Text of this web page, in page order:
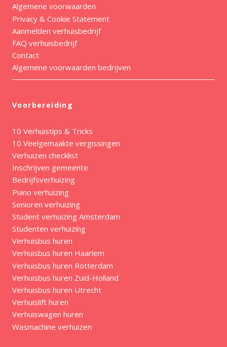
Algemene voorwaarden
Privacy & Cookie Statement
Aanmelden verhuisbedrijf
FAQ verhuisbedrijf
Contact
Algemene voorwaarden bedrijven
Voorbereiding
10 Verhuistips & Tricks
10 Veelgemaakte vergissingen
Verhuizen checklist
Inschrijven gemeente
Bedrijfsverhuizing
Piano verhuizing
Senioren verhuizing
Student verhuizing Amsterdam
Studenten verhuizing
Verhuisbus huren
Verhuisbus huren Haarlem
Verhuisbus huren Rotterdam
Verhuisbus huren Zuid-Holland
Verhuisbus huren Utrecht
Verhuislift huren
Verhuiswagen huren
Wasmachine verhuizen